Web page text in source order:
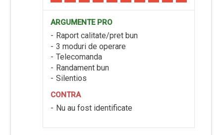
ARGUMENTE PRO
Raport calitate/pret bun
3 moduri de operare
Telecomanda
Randament bun
Silentios
CONTRA
Nu au fost identificate